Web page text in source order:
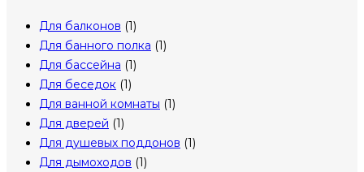
Для балконов (1)
Для банного полка (1)
Для бассейна (1)
Для беседок (1)
Для ванной комнаты (1)
Для дверей (1)
Для душевых поддонов (1)
Для дымоходов (1)